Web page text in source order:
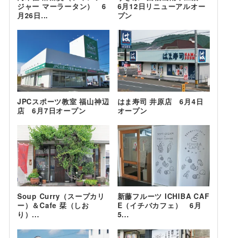
ジャー マーラータン） 6
月26日...
6月12日リニューアルオー
プン
JPCスポーツ教室 福山神辺
店 6月7日オープン
はま寿司 井原店 6月4日
オープン
Soup Curry（スープカリ
ー）＆Cafe 栞（しお
り）...
新藤フルーツ ICHIBA CAF
E（イチバカフェ） 6月
5...